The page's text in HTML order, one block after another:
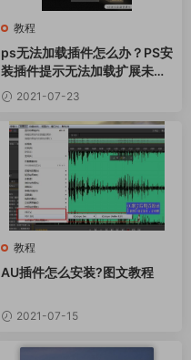
教程
ps无法加载插件怎么办？PS安
装插件提示无法加载扩展未正
确签署的解决方法
2021-07-23
教程
AU插件怎么安装?图文教程
2021-07-15